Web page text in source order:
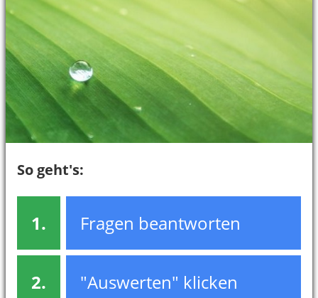
So geht's:
1. Fragen beantworten
2. "Auswerten" klicken